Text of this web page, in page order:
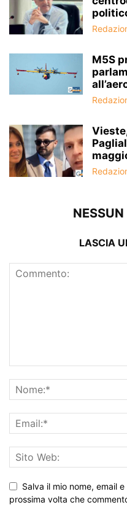
M5S
LASCIA
Salva il mio nome, email
prossima volta che